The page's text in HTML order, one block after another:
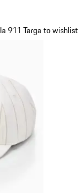
911 Targa to wishlist